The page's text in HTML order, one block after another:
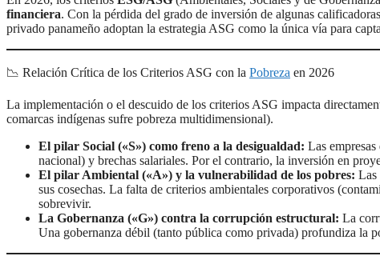
financiera. Con la pérdida del grado de inversión de algunas
privado panameño adoptan la estrategia ASG como la única vía para
📉 Relación Crítica de los Criterios ASG con la Pobreza en 2026
La implementación o el descuido de los criterios ASG impacta
comarcas indígenas sufre pobreza multidimensional).
El pilar Social («S») como freno a la desigualdad: Las
nacional) y brechas salariales. Por el contrario, la inversión en
El pilar Ambiental («A») y la vulnerabilidad de los pobres: Las
sus cosechas. La falta de criterios ambientales corporativos
sobrevivir.
La Gobernanza («G») contra la corrupción estructural: La
Una gobernanza débil (tanto pública como privada) profundiza la